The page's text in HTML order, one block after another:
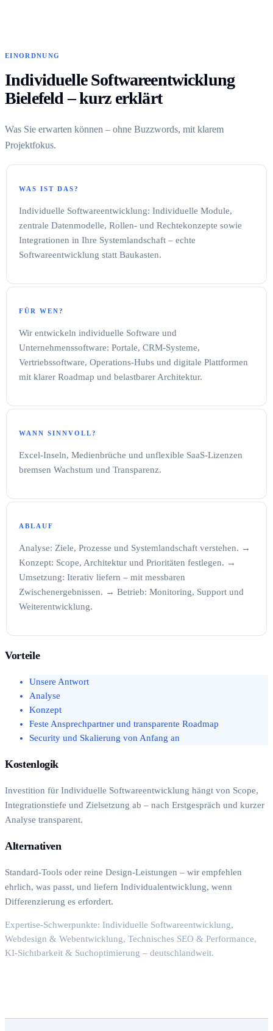
EINORDNUNG
Individuelle Softwareentwicklung
Bielefeld – kurz erklärt
Was Sie erwarten können – ohne Buzzwords, mit klarem
Projektfokus.
WAS IST DAS?
Individuelle Softwareentwicklung: Individuelle Module,
zentrale Datenmodelle, Rollen- und Rechtekonzepte sowie
Integrationen in Ihre Systemlandschaft – echte
Softwareentwicklung statt Baukasten.
FÜR WEN?
Wir entwickeln individuelle Software und
Unternehmenssoftware: Portale, CRM-Systeme,
Vertriebssoftware, Operations-Hubs und digitale Plattformen
mit klarer Roadmap und belastbarer Architektur.
WANN SINNVOLL?
Excel-Inseln, Medienbrüche und unflexible SaaS-Lizenzen
bremsen Wachstum und Transparenz.
ABLAUF
Analyse: Ziele, Prozesse und Systemlandschaft verstehen. →
Konzept: Scope, Architektur und Prioritäten festlegen. →
Umsetzung: Iterativ liefern – mit messbaren
Zwischenergebnissen. → Betrieb: Monitoring, Support und
Weiterentwicklung.
Vorteile
Unsere Antwort
Analyse
Konzept
Feste Ansprechpartner und transparente Roadmap
Security und Skalierung von Anfang an
Kostenlogik
Investition für Individuelle Softwareentwicklung hängt von Scope,
Integrationstiefe und Zielsetzung ab – nach Erstgespräch und kurzer
Analyse transparent.
Alternativen
Standard-Tools oder reine Design-Leistungen – wir empfehlen
ehrlich, was passt, und liefern Individualentwicklung, wenn
Differenzierung es erfordert.
Expertise-Schwerpunkte: Individuelle Softwareentwicklung,
Webdesign & Webentwicklung, Technisches SEO & Performance,
KI-Sichtbarkeit & Suchoptimierung – deutschlandweit.